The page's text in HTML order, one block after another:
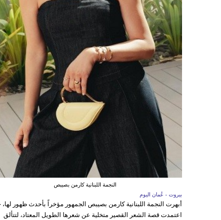
النجمة اللبنانية كارمن بصيبص
بيروت - عُمان اليوم
أبهرت النجمة اللبنانية كارمن بصيبص الجمهور مؤخراً بأحدث ظهور
اعتمدت قصة الشعر القصير متخلية عن شعرها الطويل المعتاد، لتتألق